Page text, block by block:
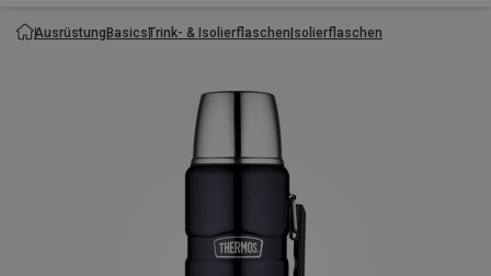
AusrüstungBasicsTrink- & IsolierflaschenIsolierflaschen